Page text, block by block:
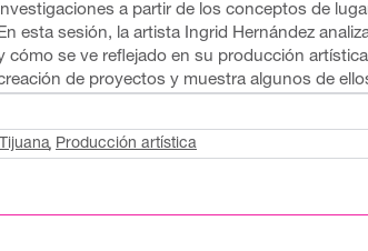
a partir de los conceptos de
esta sesión, la artista Ingrid Hernández
cómo se ve reflejado en su producción
de proyectos y muestra algunos de
Tijuana Producción artística